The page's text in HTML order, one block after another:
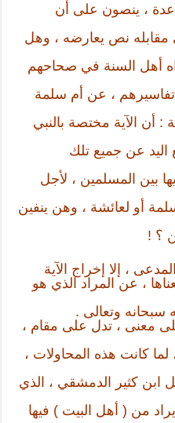
، ينصون على أن
مقابله نص يعارضه ، وهل
أهل السنة في صحاحهم
، عن أم سلمة
أن الآية مختصة بالنبي
اليد عن جميع تلك
بين المسلمين ، لأجل
أو لعائشة ، وهن ينفين
؟ !
، إلا إخراج الآية
، عن المراد الذي هو
سبحانه وتعالى .
على معنى ، تدل على مقام ،
كانت هذه المحاولات ،
ابن كثير الدمشقي ، الذي
يراد من ( أهل البيت ) فيها